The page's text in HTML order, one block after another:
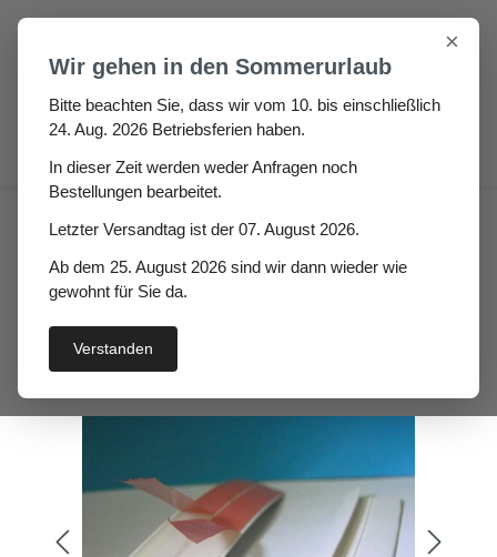
Zum Hauptinhalt springen
Fugen & Spalt
Moosgummi klebend
Selbstklebedichtung
Sobosa
×
Wir gehen in den Sommerurlaub
Bitte beachten Sie, dass wir vom 10. bis einschließlich
24. Aug. 2026 Betriebsferien haben.
In dieser Zeit werden weder Anfragen noch
Bestellungen bearbeitet.
Letzter Versandtag ist der 07. August 2026.
Ab dem 25. August 2026 sind wir dann wieder wie
gewohnt für Sie da.
Verstanden